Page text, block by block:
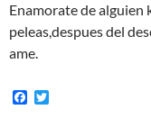
Enamorate de alguien
peleas,despues del
ame.
F